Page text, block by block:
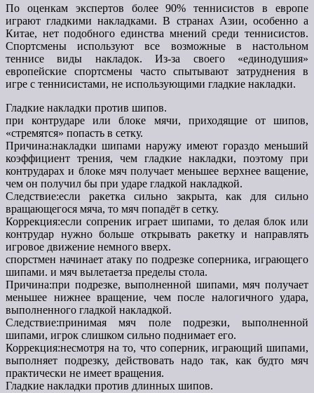
По оценкам экспертов более 90% теннисистов в европе
играют гладкими накладками. В странах Азии, особенно а
Китае, нет подобного единства мнений среди теннисистов.
Спортсмены используют все возможные в настольном
теннисе виды накладок. Из-за своего «единодушия»
европейские спортсмены часто спытывают затруднения в
игре с теннисистами, не использующими гладкие накладки.
Гладкие накладки против шипов.
при контрударе или блоке мячи, приходящие от шипов,
«стремятся» попасть в сетку.
Причина:накладки шипами наружу имеют гораздо меньший
коэффициент трения, чем гладкие накладки, поэтому при
контрударах и блоке мяч получает меньшее верхнее ващение,
чем он получил бы при ударе гладкой накладкой.
Следствие:если ракетка сильно закрыта, как для сильно
вращающегося мяча, то мяч попадёт в сетку.
Коррекция:если сопреник играет шипами, то делая блок или
контрудар нужно больше открывать ракетку и направлять
игровое движение немного вверх.
спорстмен начинает атаку по подрезке соперника, играющего
шипами. и мяч вылетаетза пределы стола.
Причина:при подрезке, выполненной шипами, мяч получает
меньшее нижнее вращение, чем после налогичного удара,
выполненного гладкой накладкой.
Следствие:принимая мяч поле подрезки, выполненной
шипами, игрок слишком сильно поднимает его.
Коррекция:несмотря на то, что соперник, играющий шипами,
выполняет подрезку, действовать надо так, как будто мяч
практически не имеет вращения.
Гладкие накладки против длинных шипов.